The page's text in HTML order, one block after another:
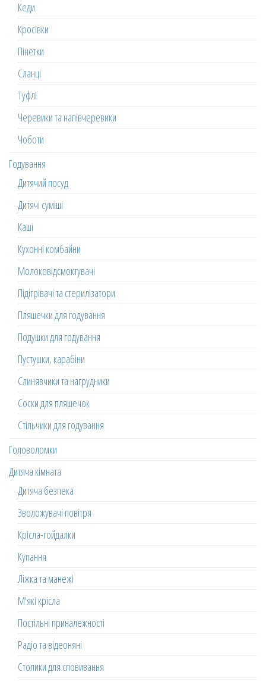
Кеди
Кросівки
Пінетки
Сланці
Туфлі
Черевики та напівчеревики
Чоботи
Годування
Дитячий посуд
Дитячі суміші
Каші
Кухонні комбайни
Молоковідсмоктувачі
Підігрівачі та стерилізатори
Пляшечки для годування
Подушки для годування
Пустушки, карабіни
Слинявчики та нагрудники
Соски для пляшечок
Стільчики для годування
Головоломки
Дитяча кімната
Дитяча безпека
Зволожувачі повітря
Крісла-гойдалки
Купання
Ліжка та манежі
М'які крісла
Постільні приналежності
Радіо та відеоняні
Столики для сповивання